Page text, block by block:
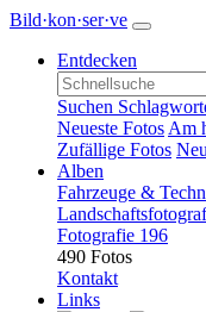
Bild·kon·ser·ve
Entdecken
Suchen
Neueste Fotos Am
Zufällige Fotos
Alben
Fahrzeuge &
Fotografie 196
490 Fotos
Kontakt
Links